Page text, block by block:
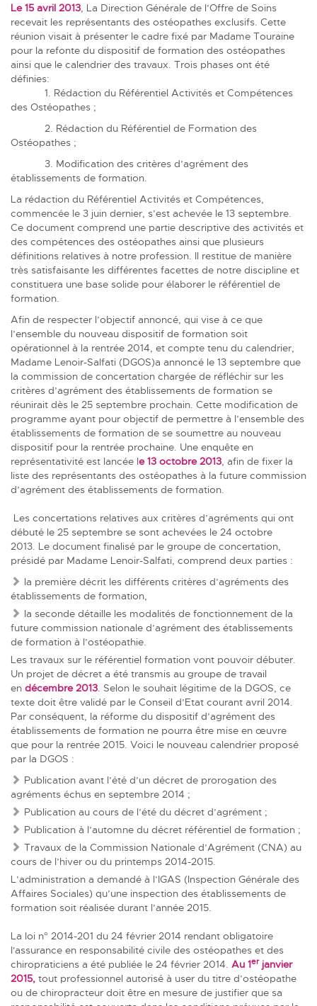
Le 15 avril 2013, La Direction Générale de l’Offre de Soins
recevait les représentants des ostéopathes exclusifs. Cette
réunion visait à présenter le cadre fixé par Madame Touraine
pour la refonte du dispositif de formation des ostéopathes
ainsi que le calendrier des travaux. Trois phases ont été
définies:
1. Rédaction du Référentiel Activités et Compétences
des Ostéopathes ;
2. Rédaction du Référentiel de Formation des
Ostéopathes ;
3. Modification des critères d’agrément des
établissements de formation.
La rédaction du Référentiel Activités et Compétences,
commencée le 3 juin dernier, s’est achevée le 13 septembre.
Ce document comprend une partie descriptive des activités et
des compétences des ostéopathes ainsi que plusieurs
définitions relatives à notre profession. Il restitue de manière
très satisfaisante les différentes facettes de notre discipline et
constituera une base solide pour élaborer le référentiel de
formation.
Afin de respecter l’objectif annoncé, qui vise à ce que
l’ensemble du nouveau dispositif de formation soit
opérationnel à la rentrée 2014, et compte tenu du calendrier,
Madame Lenoir-Salfati (DGOS)a annoncé le 13 septembre que
la commission de concertation chargée de réfléchir sur les
critères d’agrément des établissements de formation se
réunirait dès le 25 septembre prochain. Cette modification de
programme ayant pour objectif de permettre à l’ensemble des
établissements de formation de se soumettre au nouveau
dispositif pour la rentrée prochaine. Une enquête en
représentativité est lancée le 13 octobre 2013, afin de fixer la
liste des représentants des ostéopathes à la future commission
d’agrément des établissements de formation.
Les concertations relatives aux critères d’agréments qui ont
débuté le 25 septembre se sont achevées le 24 octobre
2013. Le document finalisé par le groupe de concertation,
présidé par Madame Lenoir-Salfati, comprend deux parties :
la première décrit les différents critères d’agréments des
établissements de formation,
la seconde détaille les modalités de fonctionnement de la
future commission nationale d’agrément des établissements
de formation à l’ostéopathie.
Les travaux sur le référentiel formation vont pouvoir débuter.
Un projet de décret a été transmis au groupe de travail
en décembre 2013. Selon le souhait légitime de la DGOS, ce
texte doit être validé par le Conseil d’Etat courant avril 2014.
Par conséquent, la réforme du dispositif d’agrément des
établissements de formation ne pourra être mise en œuvre
que pour la rentrée 2015. Voici le nouveau calendrier proposé
par la DGOS :
Publication avant l’été d’un décret de prorogation des
agréments échus en septembre 2014 ;
Publication au cours de l’été du décret d’agrément ;
Publication à l’automne du décret référentiel de formation ;
Travaux de la Commission Nationale d’Agrément (CNA) au
cours de l’hiver ou du printemps 2014-2015.
L’administration a demandé à l’IGAS (Inspection Générale des
Affaires Sociales) qu’une inspection des établissements de
formation soit réalisée durant l’année 2015.
La loi n° 2014-201 du 24 février 2014 rendant obligatoire
l'assurance en responsabilité civile des ostéopathes et des
chiropraticiens a été publiée le 24 février 2014. Au 1erjanvier
2015, tout professionnel autorisé à user du titre d’ostéopathe
ou de chiropracteur doit être en mesure de justifier que sa